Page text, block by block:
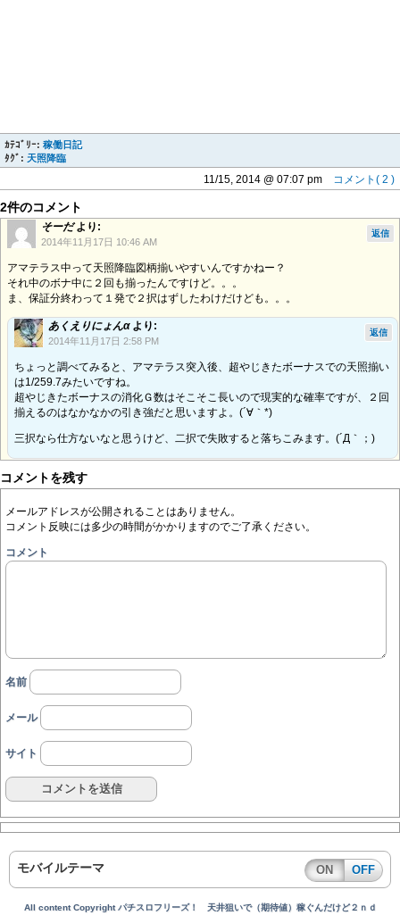
ｶﾃｺﾞﾘｰ: 稼働日記
ﾀｸﾞ: 天照降臨
11/15, 2014 @ 07:07 pm コメント( 2 )
2件のコメント
そーだ より:
2014年11月17日 10:46 AM
アマテラス中って天照降臨図柄揃いやすいんですかねー？
それ中のボナ中に２回も揃ったんですけど。。。
ま、保証分終わって１発で２択はずしたわけだけども。。。
返信
あくえりにょんα より:
2014年11月17日 2:58 PM
ちょっと調べてみると、アマテラス突入後、超やじきたボーナスでの天照揃い
は1/259.7みたいですね。
超やじきたボーナスの消化Ｇ数はそこそこ長いので現実的な確率ですが、２回
揃えるのはなかなかの引き強だと思いますよ。(´∀｀*)
三択なら仕方ないなと思うけど、二択で失敗すると落ちこみます。(´Д｀；)
返信
コメントを残す
メールアドレスが公開されることはありません。
コメント反映には多少の時間がかかりますのでご了承ください。
コメント
名前
メール
サイト
モバイルテーマ ON OFF
All content Copyright パチスロフリーズ！ 天井狙いで（期待値）稼ぐんだけど２ｎｄ